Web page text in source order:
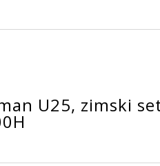
U25, zimski